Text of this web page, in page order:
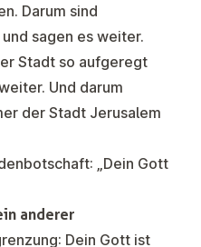
Darum sind
sagen es weiter.
Stadt so aufgeregt
Und darum
der Stadt Jerusalem
„Dein Gott
anderer
Dein Gott ist